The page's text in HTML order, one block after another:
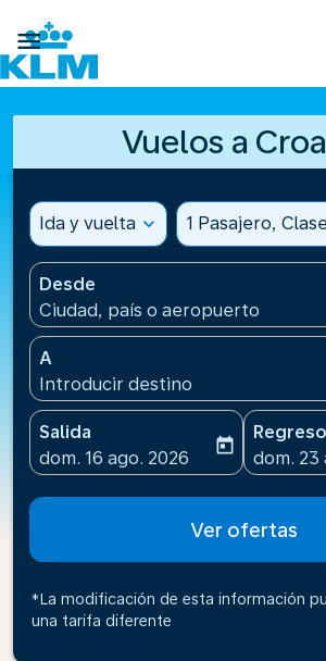

Vuelos a
Ida y vuelta expand_more 1 Pasajero,
Desde
Ciudad, país o aeropuerto
A
Introducir destino
Salida
fc-booking-departure-date-
dom. 16 ago. 2026
today
Regreso
fc-
dom. 23
Ver ofertas
*La modificación de esta información
una tarifa diferente